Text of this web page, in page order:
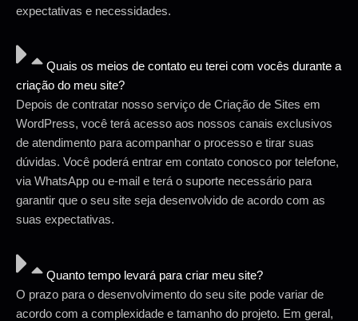
expectativas e necessidades.
Quais os meios de contato eu terei com vocês durante a
criação do meu site?
Depois de contratar nosso serviço de Criação de Sites em
WordPress, você terá acesso aos nossos canais exclusivos
de atendimento para acompanhar o processo e tirar suas
dúvidas. Você poderá entrar em contato conosco por telefone,
via WhatsApp ou e-mail e terá o suporte necessário para
garantir que o seu site seja desenvolvido de acordo com as
suas expectativas.
Quanto tempo levará para criar meu site?
O prazo para o desenvolvimento do seu site pode variar de
acordo com a complexidade e tamanho do projeto. Em geral,